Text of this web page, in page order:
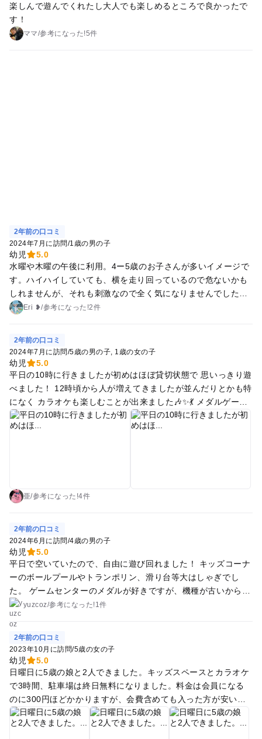
楽しんで遊んでくれたし大人でも楽しめるところで良かったで
す！
ママ/参考に なった!5件
2年前の口コミ
2024年7月に訪問/1歳の男の子
幼児
5.0
水曜や木曜の午後に利用。4ー5歳のお子さんが多いイメージで
す。ハイハイしていても、横を走り回っているので危ないかも
しれませんが、それも刺激なので全く気になりませんでした。
逆にお兄ちゃんお姉ちゃんの行動を見れるので、よかったかと
りました。 施設が広いので体力がついてきた赤ちゃんのハイハ
イにもとても良いです。
Eri ❥/参考になった!2件
2年前の口コミ
2024年7月に訪問/5歳の男の子 1歳の女の子
幼児
5.0
平日の10時に行きましたが初めはほぼ貸切状態で 思いっきり遊
べました！ 12時頃から人が増えてきましたが並んだりとかも特
になく カラオケも楽しむことが出来ました🎶✨💃 メダルゲーム
は古い機械が多いですが 大人は懐かしさがあってある意味楽し
めます。笑 もちろん最新のものはありましたがこちらがやり方
リクライナーもあったり くつろげますがくつろいでる暇がない
次は隣の水春で温泉に入って帰ろうと思います。
亜/参考になった!4件
2年前の口コミ
2024年6月に訪問/4歳の男の子
幼児
5.0
平日で空いていたので、自由に遊び回れました！ キッズコーナ
ーのボールプールやトランポリン、滑り台等大はしゃぎでし
た。 ゲームセンターのメダルが好きですが、機種が古いからな
のかそこまでヒットしていませんでした。 映像を映し出して、
体全体で遊ぶゲームを楽しそうに何回も遊んでいました。 初め
たら卓球やダーツ等楽しめるものが多くなるので、また行って
みようと思います。
yuzcoz/参考に なった!1件
2年前の口コミ
2023年10月に訪問/5歳の女の子
幼児
5.0
日曜日に5歳の娘と2人できました。キッズスペースとカラオケ
で3時間、駐車場は終日無料になりました。料金は会員になる
のに300円ほどかかりますが、会費含めても入った方が安いで
す。次は帰りに温泉に入って、ご飯を食べて帰れるようにした
いと思います。